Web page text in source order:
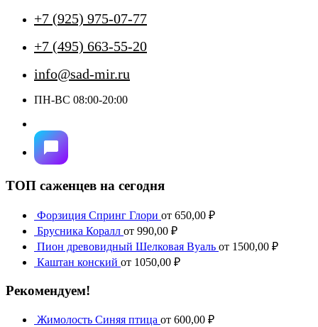
+7 (925) 975-07-77
+7 (495) 663-55-20
info@sad-mir.ru
ПН-ВС 08:00-20:00
ТОП саженцев на сегодня
Форзиция Спринг Глори от 650,00 ₽
Брусника Коралл от 990,00 ₽
Пион древовидный Шелковая Вуаль от 1500,00 ₽
Каштан конский от 1050,00 ₽
Рекомендуем!
Жимолость Синяя птица от 600,00 ₽